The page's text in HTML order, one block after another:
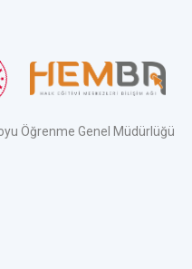
Öğrenme Genel Müdürlüğü